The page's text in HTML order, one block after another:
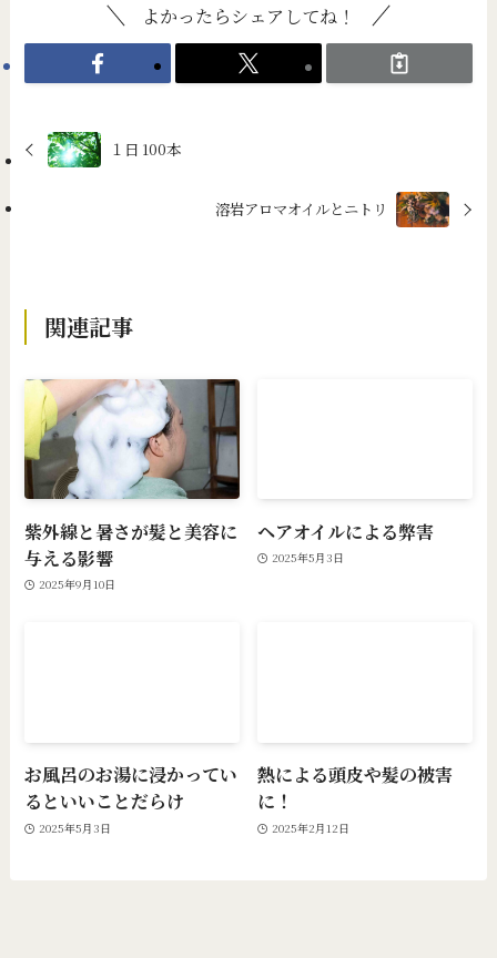
よかったらシェアしてね！
１日 100本
溶岩アロマオイルとニトリ
関連記事
紫外線と暑さが髪と美容に
与える影響
2025年9月10日
ヘアオイルによる弊害
2025年5月3日
お風呂のお湯に浸かってい
るといいことだらけ
2025年5月3日
熱による頭皮や髪の被害
に！
2025年2月12日